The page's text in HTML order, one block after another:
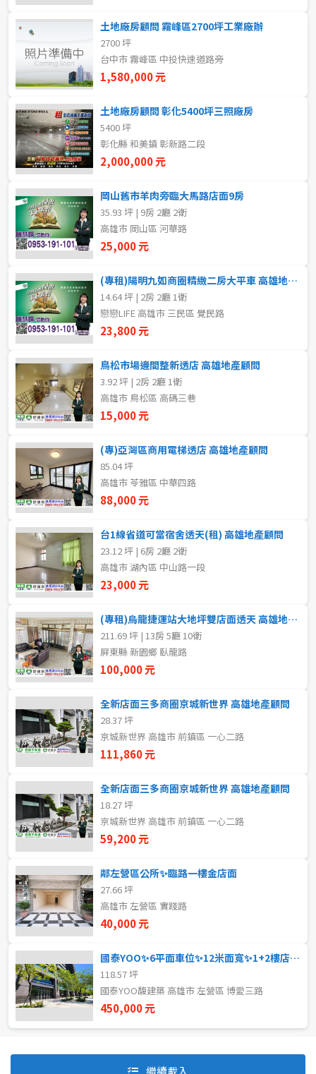
預設排序
南投縣
雲林縣
嘉義市
嘉義縣
台南市
高雄市
屏東縣
台東縣
花蓮縣
金門連江
坪數
不拘
20~30 坪
40~50 坪
60~70 坪 70~80 坪
80坪以上
~ 坪
樓層
不拘
1樓 2樓
3樓
5~10樓
21樓以上
~ 樓
格局
不拘
1房
2房
租金(元)
自租
房東自租
土地廠房顧問 霧峰區2700坪工業廠辦
2700 坪
台中市 霧峰區 中投快速道路旁
1,580,000 元
土地廠房顧問 彰化5400坪三照廠房
5400 坪
彰化縣 和美鎮 彰新路二段
2,000,000 元
岡山舊市羊肉旁臨大馬路店面9房
35.93 坪 | 9房 2廳 2衛
高雄市 岡山區 河華路
25,000 元
(專租)陽明九如商圈精緻二房大平車 高雄地產顧問
14.64 坪 | 2房 2廳 1衛
戀戀LIFE 高雄市 三民區 覺民路
23,800 元
鳥松市場邊間整新透店 高雄地產顧問
3.92 坪 | 2房 2廳 1衛
高雄市 鳥松區 高碼三巷
15,000 元
(專)亞灣區商用電梯透店 高雄地產顧問
85.04 坪
高雄市 苓雅區 中華四路
88,000 元
台1線省道可當宿舍透天(租) 高雄地產顧問
23.12 坪 | 6房 2廳 2衛
高雄市 湖內區 中山路一段
23,000 元
(專租)烏龍捷運站大地坪雙店面透天 高雄地產顧問
211.69 坪 | 13房 5廳 10衛
屏東縣 新園鄉 臥龍路
100,000 元
全新店面三多商圈京城新世界 高雄地產顧問
28.37 坪
京城新世界 高雄市 前鎮區 一心二路
111,860 元
全新店面三多商圈京城新世界 高雄地產顧問
18.27 坪
京城新世界 高雄市 前鎮區 一心二路
59,200 元
鄰左營區公所✨臨路一樓金店面
27.66 坪
高雄市 左營區 實踐路
40,000 元
國泰YOO✨6平面車位✨12米面寬✨1+2樓店面(價錢可議)
118.57 坪
國泰YOO馥建築 高雄市 左營區 博愛三路
450,000 元
繼續載入